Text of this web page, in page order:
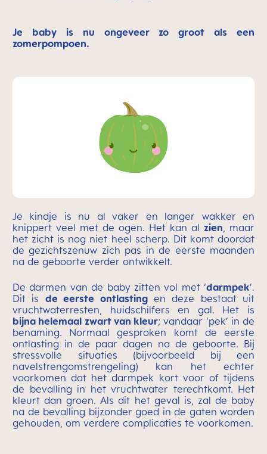
Je baby is nu ongeveer zo groot als een
zomerpompoen.
Je kindje is nu al vaker en langer wakker en
knippert veel met de ogen. Het kan al zien, maar
het zicht is nog niet heel scherp. Dit komt doordat
de gezichtszenuw zich pas in de eerste maanden
na de geboorte verder ontwikkelt.
De darmen van de baby zitten vol met ‘darmpek’.
Dit is de eerste ontlastingen deze bestaat uit
vruchtwaterresten, huidschilfers en gal. Het is
bijna helemaal zwart van kleur; vandaar ‘pek’ in de
benaming. Normaal gesproken komt de eerste
ontlasting in de paar dagen na de geboorte. Bij
stressvolle situaties (bijvoorbeeld bij een
navelstrengomstrengeling) kan het echter
voorkomen dat het darmpek kort voor of tijdens
de bevalling in het vruchtwater terechtkomt. Het
kleurt dan groen. Als dit het geval is, zal de baby
na de bevalling bijzonder goed in de gaten worden
gehouden, om verdere complicaties te voorkomen.